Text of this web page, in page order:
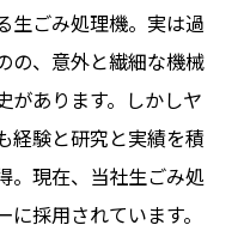
生ごみ処理機。実は過
の、意外と繊細な機械
があります。しかしヤ
経験と研究と実績を積
。現在、当社生ごみ処
採用されています。